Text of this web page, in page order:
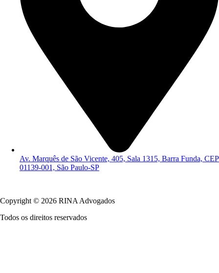
Av. Marquês de São Vicente, 405, Sala 1315, Barra Funda, CEP
01139-001, São Paulo-SP
Copyright © 2026 RINA Advogados
Todos os direitos reservados